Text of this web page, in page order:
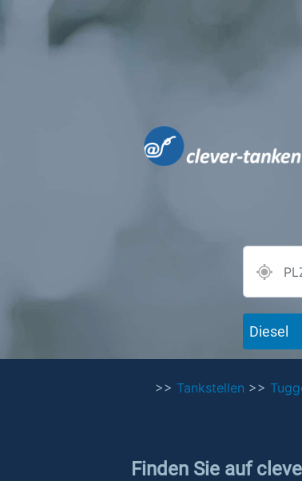
Diesel
>> Tankstellen >>
Finden Sie auf